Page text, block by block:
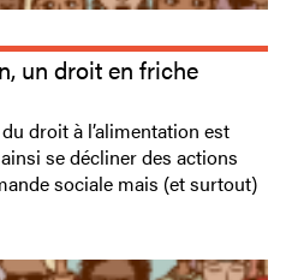
un droit en friche
droit à l’alimentation est
se décliner des actions
sociale mais (et surtout)